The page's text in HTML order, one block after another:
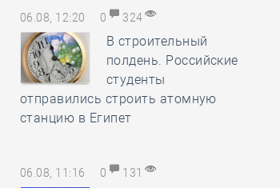
06.08, 12:20 0 324
В строительный
полдень. Российские
студенты
отправились строить атомную
станцию в Египет
06.08, 11:16 0 131